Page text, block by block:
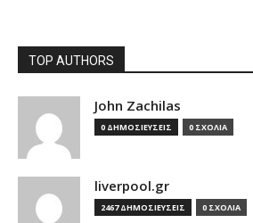
TOP AUTHORS
John Zachilas
0 ΔΗΜΟΣΙΕΥΣΕΙΣ 0 ΣΧΟΛΙΑ
liverpool.gr
2467 ΔΗΜΟΣΙΕΥΣΕΙΣ 0 ΣΧΟΛΙΑ